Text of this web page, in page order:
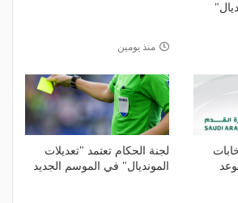
منذ يومين
لجنة الحكام تعتمد "تعديلات
المونديال" في الموسم الجديد